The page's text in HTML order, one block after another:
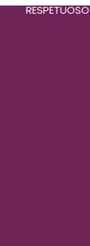
RESPETUOSO